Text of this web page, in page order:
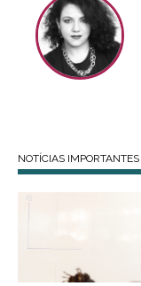
NOTÍCIAS IMPORTANTES